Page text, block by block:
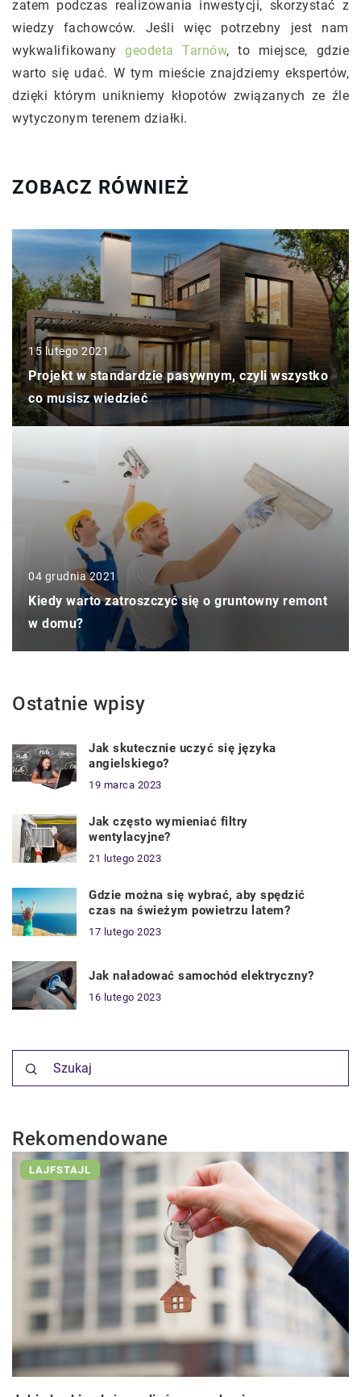
zatem podczas realizowania inwestycji, skorzystać z
wiedzy fachowców. Jeśli więc potrzebny jest nam
wykwalifikowanygeodeta Tarnów, to miejsce, gdzie
warto się udać. W tym mieście znajdziemy ekspertów,
dzięki którym unikniemy kłopotów związanych ze źle
wytyczonym terenem działki.
ZOBACZ RÓWNIEŻ
15 lutego 2021
Projekt w standardzie pasywnym, czyli wszystko
co musisz wiedzieć
04 grudnia 2021
Kiedy warto zatroszczyć się o gruntowny remont
w domu?
Ostatnie wpisy
Jak skutecznie uczyć się języka
angielskiego?
19 marca 2023
Jak często wymieniać filtry
wentylacyjne?
21 lutego 2023
Gdzie można się wybrać, aby spędzić
czas na świeżym powietrzu latem?
17 lutego 2023
Jak naładować samochód elektryczny?
16 lutego 2023
Rekomendowane
LAJFSTAJL